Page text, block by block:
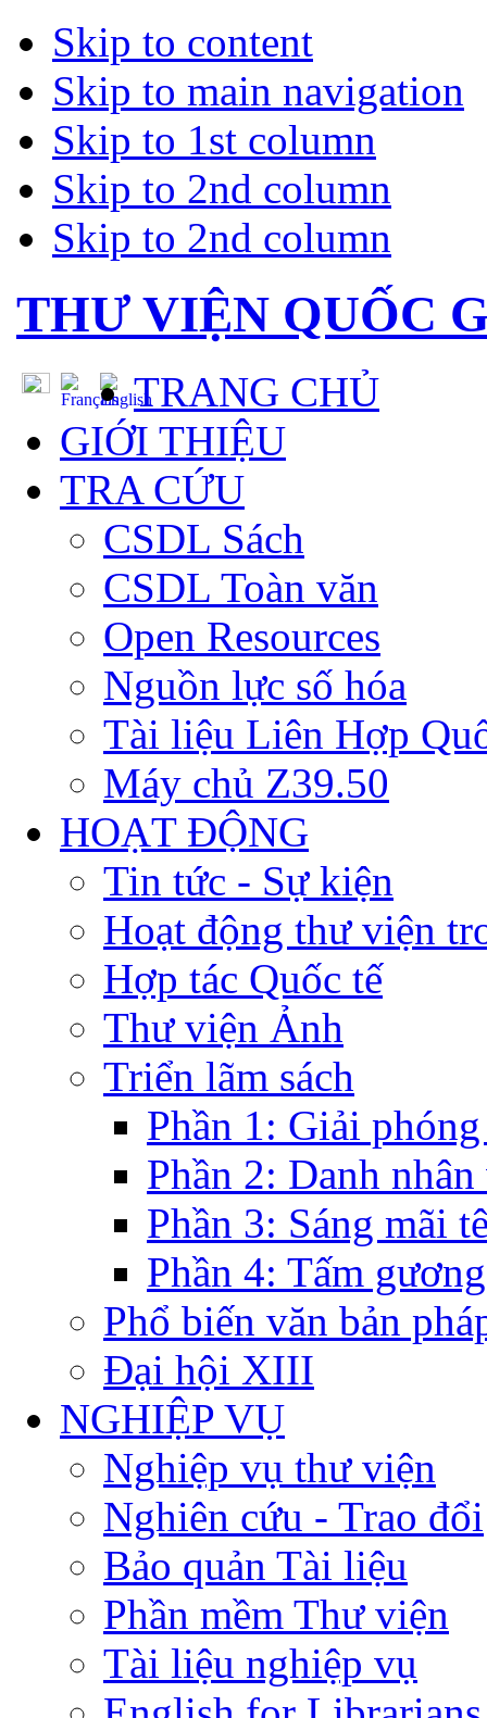
Skip to content
Skip to main navigation
Skip to 1st column
Skip to 2nd column
Skip to 2nd column
THƯ VIỆN QUỐC
TRANG CHỦ
GIỚI THIỆU
TRA CỨU
CSDL Sách
CSDL Toàn văn
Open Resources
Nguồn lực số hóa
Tài liệu Liên Hợp
Máy chủ Z39.50
HOẠT ĐỘNG
Tin tức - Sự kiện
Hoạt động thư viện
Hợp tác Quốc tế
Thư viện Ảnh
Triển lãm sách
Phần 1: Giải
Phần 2: Danh nhân
Phần 3: Sáng mãi
Phần 4: Tấm
Phổ biến văn bản
Đại hội XIII
NGHIỆP VỤ
Nghiệp vụ thư viện
Nghiên cứu - Trao đổi
Bảo quản Tài liệu
Phần mềm Thư viện
Tài liệu nghiệp vụ